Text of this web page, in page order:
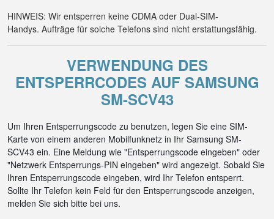
HINWEIS: Wir entsperren keine CDMA oder Dual-SIM-
Handys. Aufträge für solche Telefons sind nicht erstattungsfähig.
VERWENDUNG DES
ENTSPERRCODES AUF SAMSUNG
SM-SCV43
Um Ihren Entsperrungscode zu benutzen, legen Sie eine SIM-
Karte von einem anderen Mobilfunknetz in Ihr Samsung SM-
SCV43 ein. Eine Meldung wie "Entsperrungscode eingeben" oder
"Netzwerk Entsperrungs-PIN eingeben" wird angezeigt. Sobald Sie
Ihren Entsperrungscode eingeben, wird Ihr Telefon entsperrt.
Sollte Ihr Telefon kein Feld für den Entsperrungscode anzeigen,
melden Sie sich bitte bei uns.